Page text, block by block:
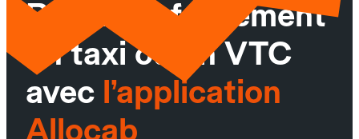
Réservez facilement
un taxi ou un VTC
avec l’application
Allocab